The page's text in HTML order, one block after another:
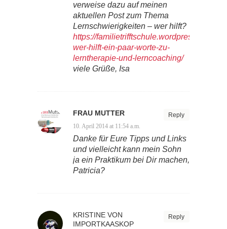
verweise dazu auf meinen
aktuellen Post zum Thema
Lernschwierigkeiten – wer hilft?
https://familietrifftschule.wordpress.com/
wer-hilft-ein-paar-worte-zu-
lerntherapie-und-lerncoaching/
viele Grüße, Isa
Reply
FRAU MUTTER
10. April 2014 at 11:54 a.m.
Danke für Eure Tipps und Links
und vielleicht kann mein Sohn
ja ein Praktikum bei Dir machen,
Patricia?
Reply
KRISTINE VON
IMPORTKAASKOP